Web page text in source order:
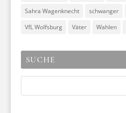
Sahra Wagenknecht
schwanger
VfL Wolfsburg
Väter Wahlen
SUCHE